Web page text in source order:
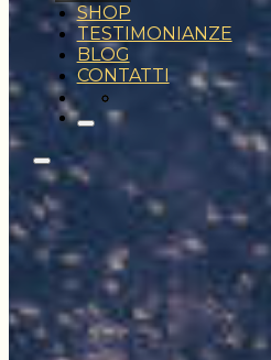
SHOP
TESTIMONIANZE
BLOG
CONTATTI